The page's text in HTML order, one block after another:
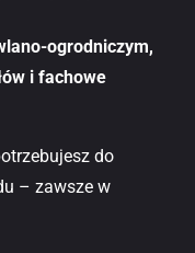
ogrodniczym,
i fachowe
do
– zawsze w